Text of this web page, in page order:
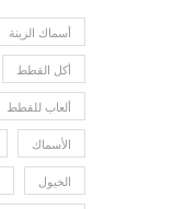
أسماك الزينة
أكل القطط
ألعاب للقطط
الأسماك
الخيول